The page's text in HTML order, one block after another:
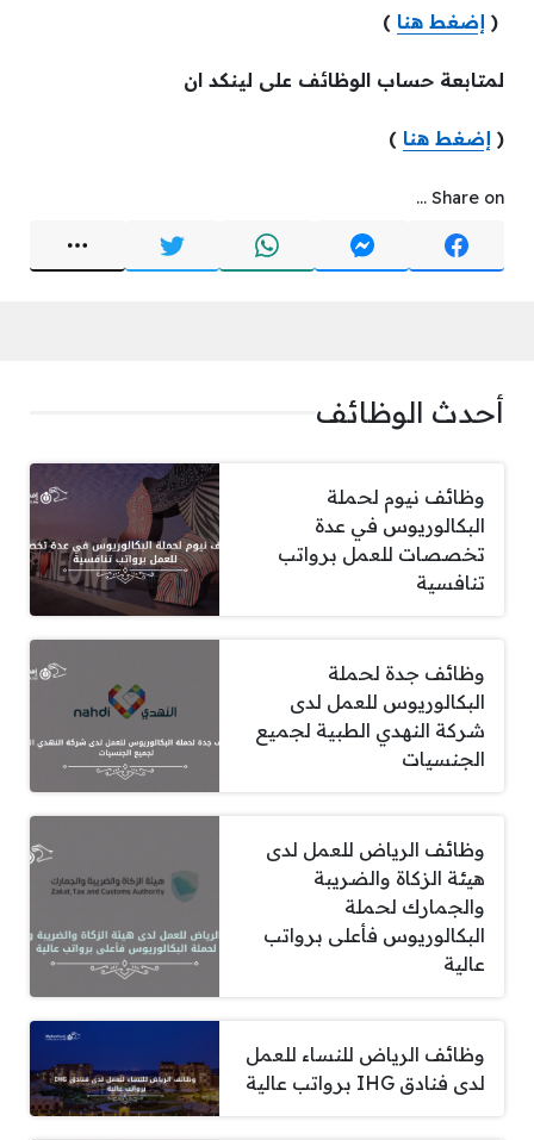
( إضغط هنا )
لمتابعة حساب الوظائف على لينكد ان
( إضغط هنا )
Share on ...
أحدث الوظائف
وظائف نيوم لحملة
البكالوريوس في عدة
تخصصات للعمل برواتب
تنافسية
وظائف جدة لحملة
البكالوريوس للعمل لدى
شركة النهدي الطبية لجميع
الجنسيات
وظائف الرياض للعمل لدى
هيئة الزكاة والضريبة
والجمارك لحملة
البكالوريوس فأعلى برواتب
عالية
وظائف الرياض للنساء للعمل
لدى فنادق IHG برواتب عالية